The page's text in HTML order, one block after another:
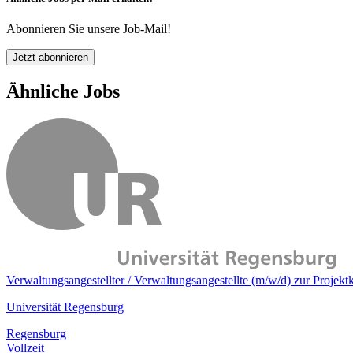
Abonnieren Sie unsere Job-Mail!
Jetzt abonnieren
Ähnliche Jobs
Verwaltungsangestellter / Verwaltungsangestellte (m/w/d) zur
Universität Regensburg
Regensburg
Vollzeit